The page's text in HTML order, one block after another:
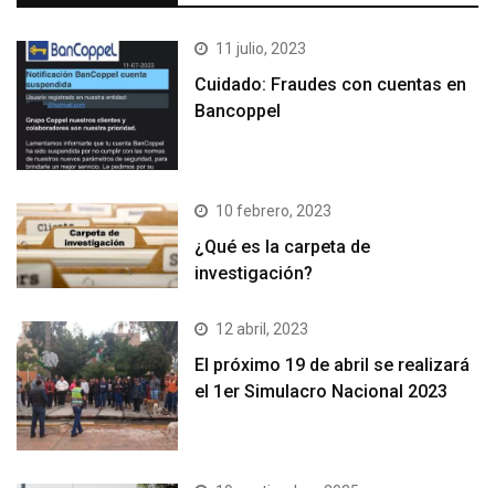
11 julio, 2023
Cuidado: Fraudes con cuentas en
Bancoppel
10 febrero, 2023
¿Qué es la carpeta de
investigación?
12 abril, 2023
El próximo 19 de abril se realizará
el 1er Simulacro Nacional 2023